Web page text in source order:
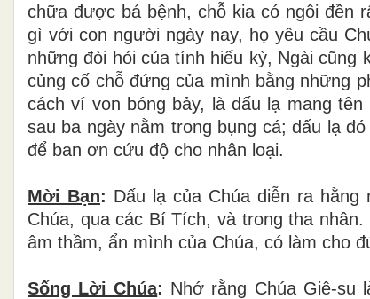
chữa được bá bệnh, chỗ kia có ngôi đền
gì với con người ngày nay, họ yêu cầu
những đòi hỏi của tính hiếu kỳ, Ngài cũng
củng cố chỗ đứng của mình bằng những
cách ví von bóng bảy, là dấu lạ mang
sau ba ngày nằm trong bụng cá; dấu lạ
để ban ơn cứu độ cho nhân loại.
Mời Bạn: Dấu lạ của Chúa diễn ra
Chúa, qua các Bí Tích, và trong tha
âm thầm, ẩn mình của Chúa, có làm cho
Sống Lời Chúa: Nhớ rằng Chúa Giê-su